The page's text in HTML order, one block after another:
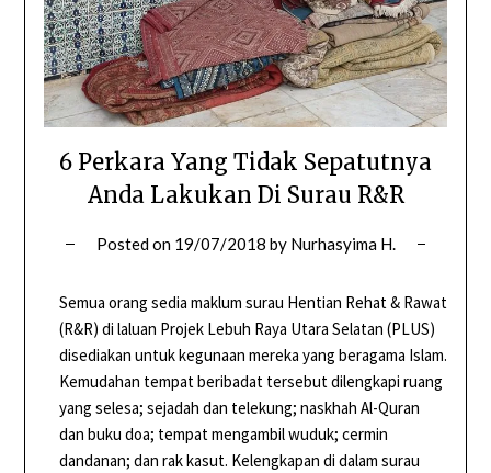
6 Perkara Yang Tidak Sepatutnya
Anda Lakukan Di Surau R&R
Posted on 19/07/2018 by Nurhasyima H.
Semua orang sedia maklum surau Hentian Rehat & Rawat
(R&R) di laluan Projek Lebuh Raya Utara Selatan (PLUS)
disediakan untuk kegunaan mereka yang beragama Islam.
Kemudahan tempat beribadat tersebut dilengkapi ruang
yang selesa; sejadah dan telekung; naskhah Al-Quran
dan buku doa; tempat mengambil wuduk; cermin
dandanan; dan rak kasut. Kelengkapan di dalam surau